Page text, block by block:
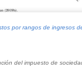
por rangos de ingresos
del impuesto de